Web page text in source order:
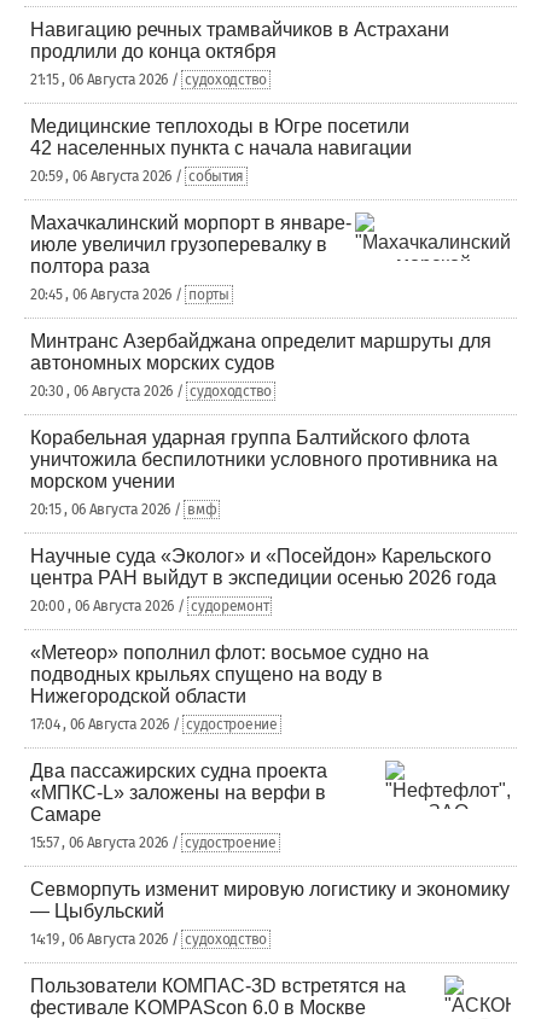
Навигацию речных трамвайчиков в Астрахани
продлили до конца октября
21:15 , 06 Августа 2026 / судоходство
Медицинские теплоходы в Югре посетили
42 населенных пункта с начала навигации
20:59 , 06 Августа 2026 / события
Махачкалинский морпорт в январе-
июле увеличил грузоперевалку в
полтора раза
20:45 , 06 Августа 2026 / порты
Минтранс Азербайджана определит маршруты для
автономных морских судов
20:30 , 06 Августа 2026 / судоходство
Корабельная ударная группа Балтийского флота
уничтожила беспилотники условного противника на
морском учении
20:15 , 06 Августа 2026 / вмф
Научные суда «Эколог» и «Посейдон» Карельского
центра РАН выйдут в экспедиции осенью 2026 года
20:00 , 06 Августа 2026 / судоремонт
«Метеор» пополнил флот: восьмое судно на
подводных крыльях спущено на воду в
Нижегородской области
17:04 , 06 Августа 2026 / судостроение
Два пассажирских судна проекта
«МПКС-L» заложены на верфи в
Самаре
15:57 , 06 Августа 2026 / судостроение
Севморпуть изменит мировую логистику и экономику
— Цыбульский
14:19 , 06 Августа 2026 / судоходство
Пользователи КОМПАС-3D встретятся на
фестивале KOMPAScon 6.0 в Москве